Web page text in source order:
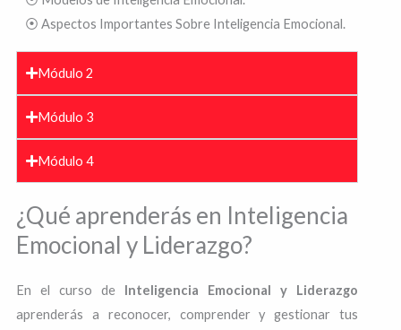
⦿ Aspectos Importantes Sobre Inteligencia Emocional.
Módulo 2
Módulo 3
Módulo 4
¿Qué aprenderás en Inteligencia
Emocional y Liderazgo?
En el curso de Inteligencia Emocional y Liderazgo
aprenderás a reconocer, comprender y gestionar tus